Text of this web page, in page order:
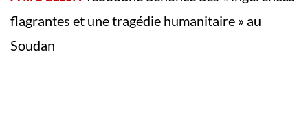
flagrantes et une tragédie humanitaire » au
Soudan